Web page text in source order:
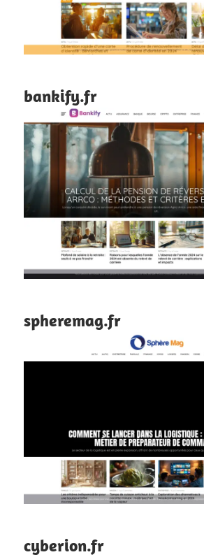
bankify.fr
spheremag.fr
cyberion.fr